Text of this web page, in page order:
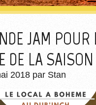
JAM POUR
DE LA
2018 par Stan